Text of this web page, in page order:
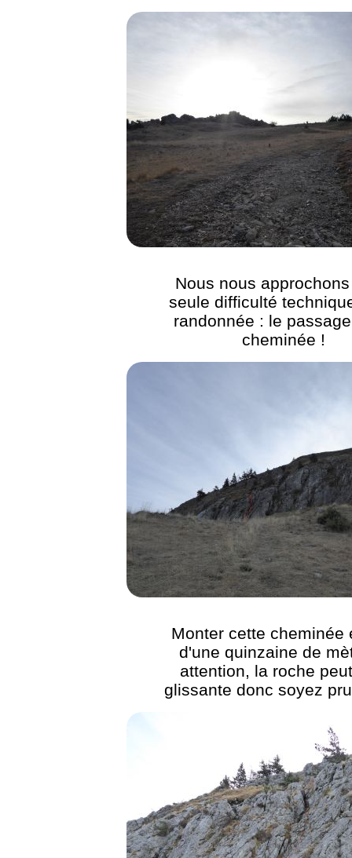
Nous nous
seule difficulté
randonnée : le
cheminée !
Monter cette cheminée
d'une quinzaine de
attention, la roche
glissante donc soyez